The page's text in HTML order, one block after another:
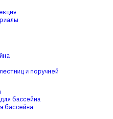
и поручней
бассейна
бассейна